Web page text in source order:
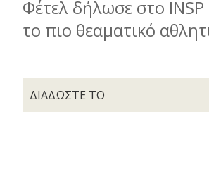
Φέτελ δήλωσε στο
το πιο θεαματικό
ΔΙΑΔΩΣΤΕ ΤΟ